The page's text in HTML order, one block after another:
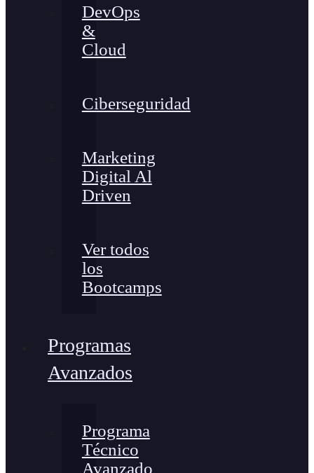
DevOps
&
Cloud
Ciberseguridad
Marketing
Digital Al
Driven
Ver todos
los
Bootcamps
Programas
Avanzados
Programa
Técnico
Avanzado